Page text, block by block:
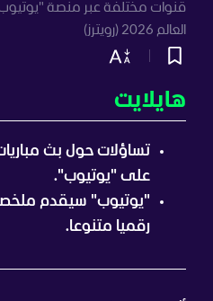
قنوات مختلفة عبر منصة
العالم 2026 (رويترز)
هايلايت
على "يوتيوب".
"يوتيوب" سيقدم
رقميا متنوعا.